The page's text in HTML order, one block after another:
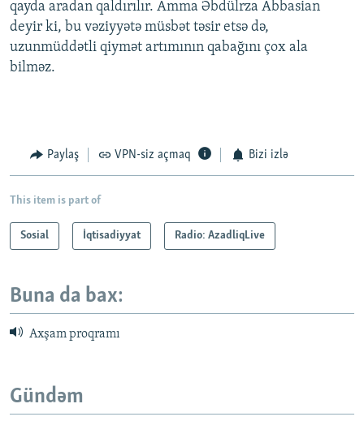
qayda aradan qaldırılır. Amma Əbdülrza Abbasian
deyir ki, bu vəziyyətə müsbət təsir etsə də,
uzunmüddətli qiymət artımının qabağını çox ala
bilməz.
Paylaş VPN-siz açmaq Bizi izlə
This item is part of
Sosial İqtisadiyyat Radio: AzadliqLive
Buna da bax:
Axşam proqramı
Gündəm